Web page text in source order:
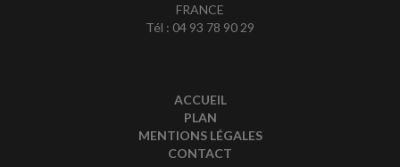
FRANCE
Tél : 04 93 78 90 29
ACCUEIL
PLAN
MENTIONS LÉGALES
CONTACT